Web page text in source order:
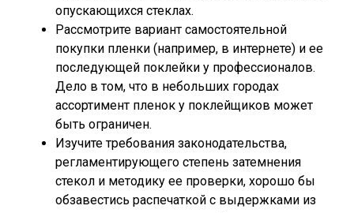
опускающихся стеклах.
Рассмотрите вариант самостоятельной
покупки пленки (например, в интернете) и ее
последующей поклейки у профессионалов.
Дело в том, что в небольших городах
ассортимент пленок у поклейщиков может
быть ограничен.
Изучите требования законодательства,
регламентирующего степень затемнения
стекол и методику ее проверки, хорошо бы
обзавестись распечаткой с выдержками из